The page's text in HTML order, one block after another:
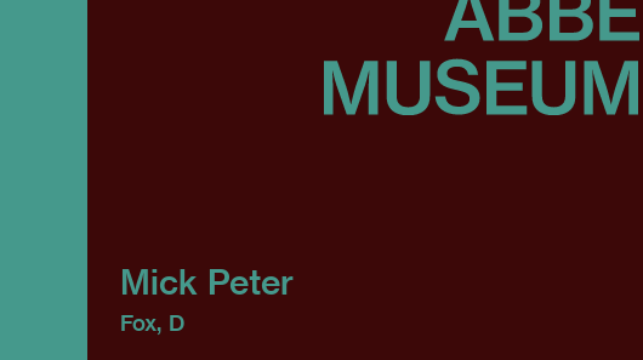
Mick Peter
Fox, D